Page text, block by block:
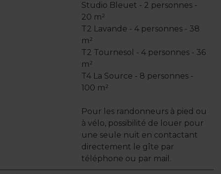
Studio Bleuet - 2 personnes -
20 m²
T2 Lavande - 4 personnes - 38
m²
T2 Tournesol - 4 personnes - 36
m²
T4 La Source - 8 personnes -
100 m²
Pour les randonneurs à pied ou
à vélo, possibilité de louer pour
une seule nuit en contactant
directement le gîte par
téléphone ou par mail.